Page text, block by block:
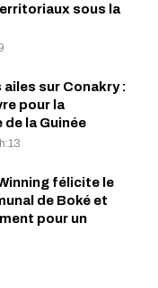
sous la
sur Conakry :
pour la
la Guinée
félicite le
de Boké et
pour un